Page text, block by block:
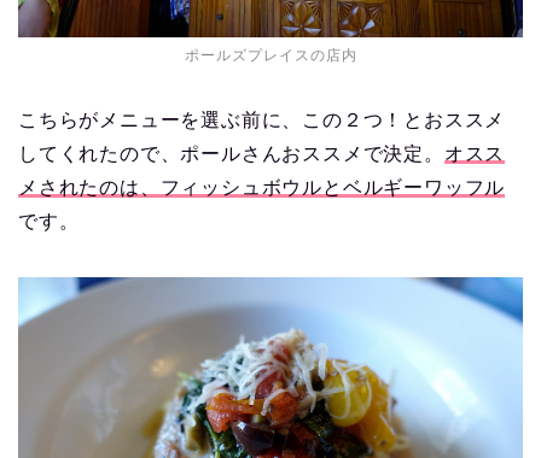
ポールズプレイスの店内
こちらがメニューを選ぶ前に、この２つ！とおススメ
してくれたので、ポールさんおススメで決定。 オスス
メされたのは、フィッシュボウルとベルギーワッフル
です。